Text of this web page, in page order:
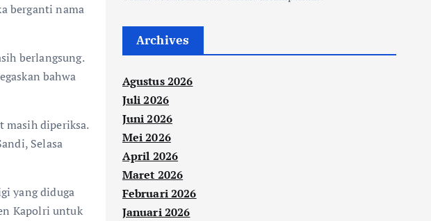
berganti nama
berlangsung.
bahwa
masih diperiksa.
Selasa
yang diduga
Kapolri untuk
Archives
Agustus 2026
Juli 2026
Juni 2026
Mei 2026
April 2026
Maret 2026
Februari 2026
Januari 2026